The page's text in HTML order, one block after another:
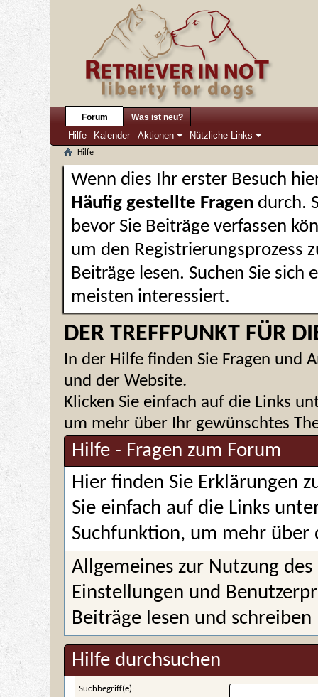
Forum
Hilfe Kalender Aktionen Nützliche Links
Was ist neu?
Hilfe
Wenn dies Ihr erster Besuch
Häufig gestellte Fragen durch.
bevor Sie Beiträge verfassen
um den Registrierungsprozess
Beiträge lesen. Suchen Sie sich
meisten interessiert.
DER TREFFPUNKT FÜR
In der Hilfe finden Sie Fragen und
und der Website.
Klicken Sie einfach auf die Links
um mehr über Ihr gewünschtes
Hilfe - Fragen zum Forum
Hier finden Sie Erklärungen
Sie einfach auf die Links
Suchfunktion, um mehr über
Allgemeines zur Nutzung des
Einstellungen und
Beiträge lesen und schreiben
Hilfe durchsuchen
Suchbegriff(e):